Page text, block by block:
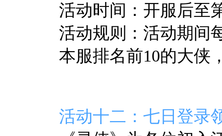
活动时间：开服后至
活动规则：活动期间
本服排名前10的大侠
活动十二：七日登录